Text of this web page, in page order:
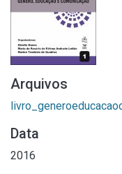
Arquivos
Data
2016